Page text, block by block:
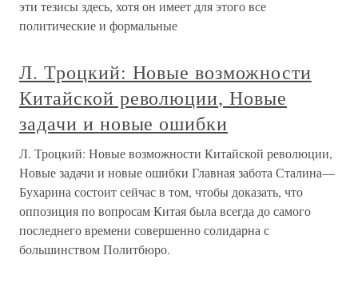
эти тезисы здесь, хотя он имеет для этого все
политические и формальные
Л. Троцкий: Новые возможности
Китайской революции, Новые
задачи и новые ошибки
Л. Троцкий: Новые возможности Китайской революции,
Новые задачи и новые ошибки Главная забота Сталина—
Бухарина состоит сейчас в том, чтобы доказать, что
оппозиция по вопросам Китая была всегда до самого
последнего времени совершенно солидарна с
большинством Политбюро.